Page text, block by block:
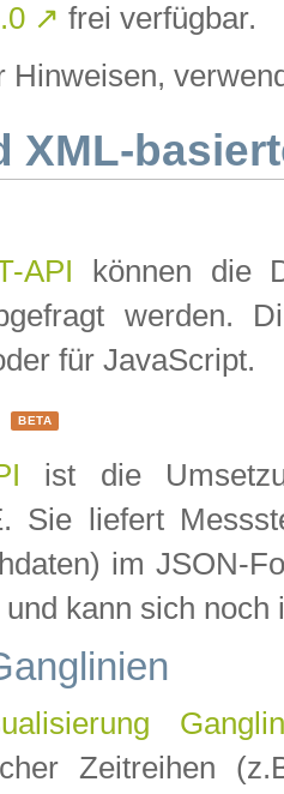
↗ frei verfügbar.
Hinweisen,
XML-
API können die
werden.
für JavaScript.
BETA
ist die
Sie liefert
im JSON-
kann sich noch
Zeitreihen